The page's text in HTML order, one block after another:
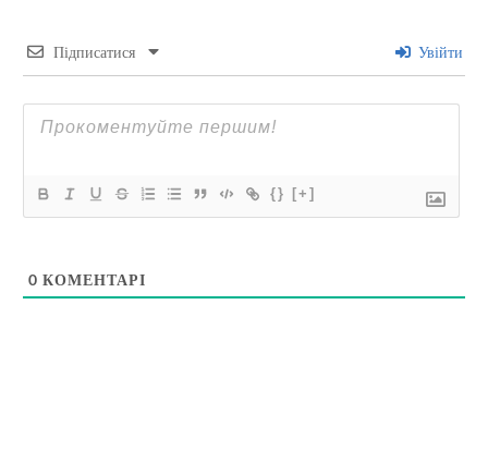
Підписатися Увійти
{} [+]
0 КОМЕНТАРІ